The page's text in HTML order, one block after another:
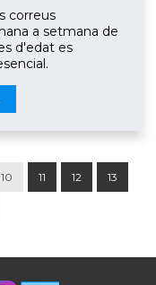
correus
a setmana de
d'edat es
10 11 12 13